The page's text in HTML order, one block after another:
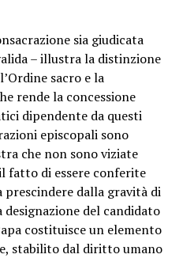
sia giudicata
– illustra la distinzione
sacro e la
rende la concessione
dipendente da questi
episcopali sono
che non sono viziate
fatto di essere conferite
dalla gravità di
del candidato
costituisce un elemento
stabilito dal diritto umano